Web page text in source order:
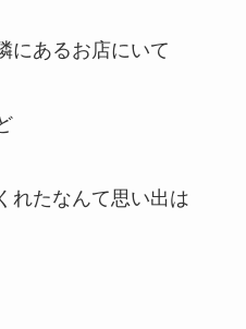
にあるお店にいて
れたなんて思い出は